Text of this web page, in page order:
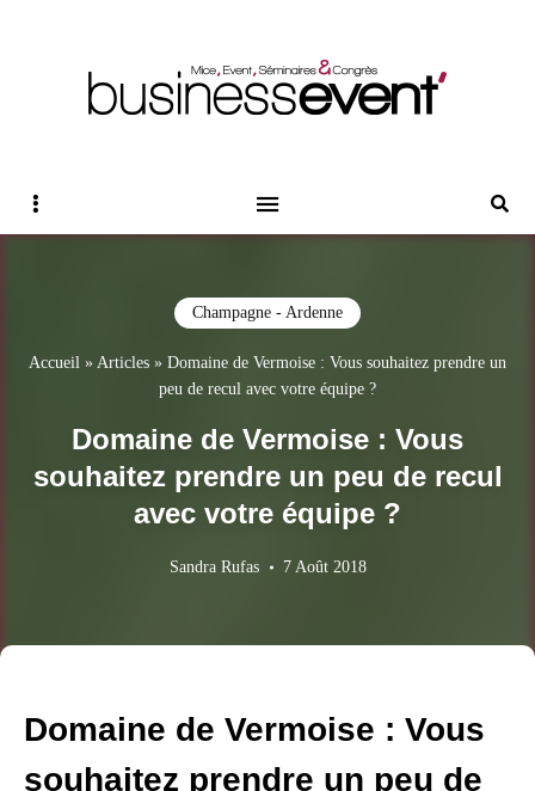
Sidebar
Champagne - Ardenne
Accueil » Articles » Domaine de Vermoise : Vous souhaitez prendre un
peu de recul avec votre équipe ?
Domaine de Vermoise : Vous
souhaitez prendre un peu de recul
avec votre équipe ?
Sandra Rufas 7 Août 2018
Domaine de Vermoise : Vous
souhaitez prendre un peu de